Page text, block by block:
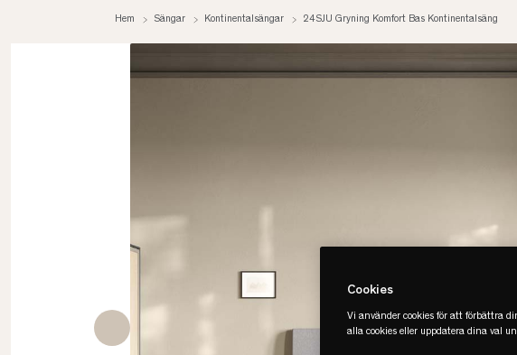
Hem Sängar Kontinentalsängar 24SJU Gryning Komfort Bas Kontinentalsäng
Cookies
Vi använder cookies för att förbättra
alla cookies eller uppdatera dina val